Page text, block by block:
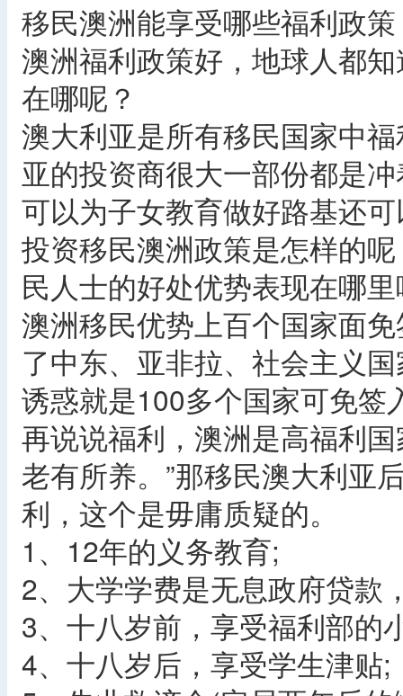
移民澳洲能享受哪些福利政
澳洲福利政策好，地球人都
在哪呢？
澳大利亚是所有移民国家中
亚的投资商很大一部份都是
可以为子女教育做好路基还
投资移民澳洲政策是怎样的
民人士的好处优势表现在哪
澳洲移民优势上百个国家面
了中东、亚非拉、社会主义
诱惑就是100多个国家可免签
再说说福利，澳洲是高福利
老有所养。”那移民澳大利亚
利，这个是毋庸质疑的。
1、12年的义务教育;
2、大学学费是无息政府贷款
3、十八岁前，享受福利部的
4、十八岁后，享受学生津贴;